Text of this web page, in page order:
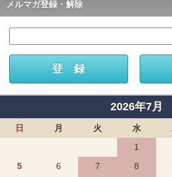
メルマガ登録・解除
2026年7月
日 月 火 水
1
5
6 7 8